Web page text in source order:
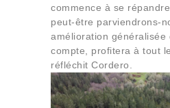
commence à se
peut-être parviendrons-
amélioration généralisée
compte, profitera à tout
réfléchit Cordero.